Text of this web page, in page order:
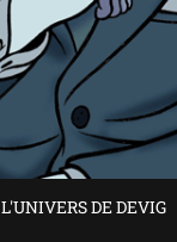
L'UNIVERS DE DEVIG